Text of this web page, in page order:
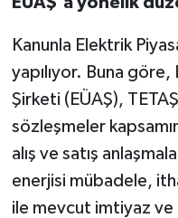
Kanunla Elektrik
yapılıyor. Buna
Şirketi (EÜAŞ),
sözleşmeler
alış ve satış
enerjisi mübadele,
ile mevcut imtiyaz